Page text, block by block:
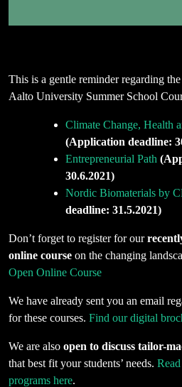
This is a gentle reminder regarding
Aalto University Summer School
Climate Change, Health
(Application deadline:
Entrepreneurial Path
30.6.2021)
Nordic Biomaterials by
deadline: 31.5.2021)
Don’t forget to register for our
online course on the changing
Open Online Course
We have already sent you an email
for these courses. Find our digital
We are also open to discuss tailor-
that best fit your students’ needs.
programs here.